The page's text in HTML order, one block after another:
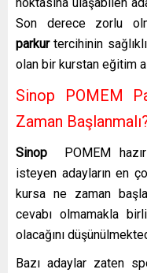
Son derece zorlu
parkurtercihinin
olan bir kurstan eğitim
Sinop POMEM
Zaman
Sinop
POMEM
isteyen adayların en
kursa ne zaman
cevabı olmamakla
olacağını
Bazı adaylar zaten